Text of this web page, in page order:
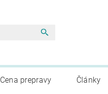
Cena prepravy Články